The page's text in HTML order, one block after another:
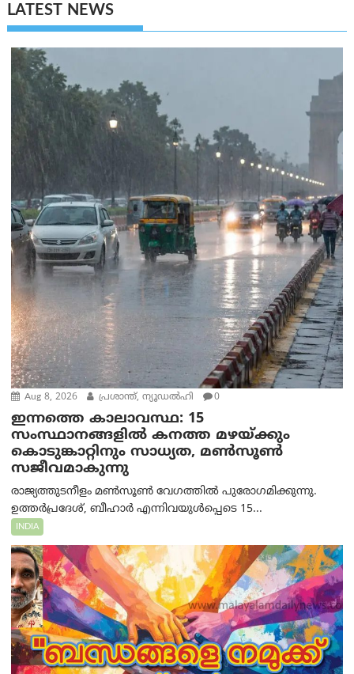
LATEST NEWS
Aug 8, 2026 പ്രശാന്ത്, ന്യൂഡല്‍ഹി 0
ഇന്നത്തെ കാലാവസ്ഥ: 15
സംസ്ഥാനങ്ങളിൽ കനത്ത മഴയ്ക്കും
കൊടുങ്കാറ്റിനും സാധ്യത, മൺസൂൺ
സജീവമാകുന്നു
രാജ്യത്തുടനീളം മൺസൂൺ വേഗത്തിൽ പുരോഗമിക്കുന്നു.
ഉത്തർപ്രദേശ്, ബീഹാർ എന്നിവയുൾപ്പെടെ 15...
INDIA